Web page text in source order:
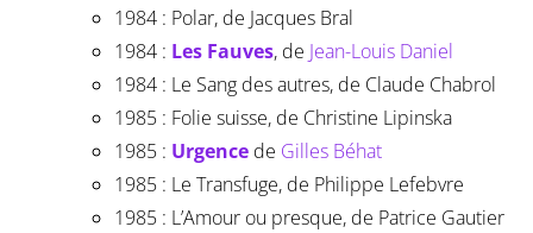
1984 : Polar, de Jacques Bral
1984 : Les Fauves, de Jean-Louis Daniel
1984 : Le Sang des autres, de Claude Chabrol
1985 : Folie suisse, de Christine Lipinska
1985 : Urgencede Gilles Béhat
1985 : Le Transfuge, de Philippe Lefebvre
1985 : L’Amour ou presque, de Patrice Gautier